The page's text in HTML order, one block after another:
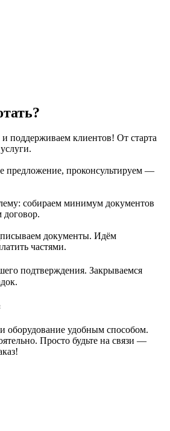
поддерживаем клиентов! От старта
предложение, проконсультируем —
собираем минимум документов
договор.
документы. Идём
частями.
подтверждения. Закрываемся
оборудование удобным способом.
Просто будьте на связи —